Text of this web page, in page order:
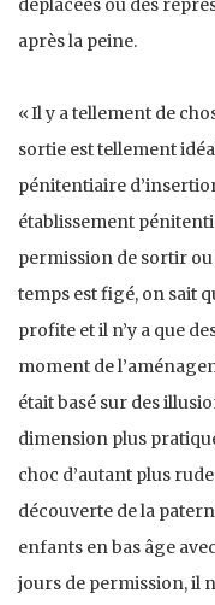
après la peine.
« Il y a tellement de
sortie est tellement
pénitentiaire
établissement
permission de sortir ou
temps est figé, on sait
profite et il n’y a que
moment de
était basé sur des
dimension plus
choc d’autant plus
découverte de la
enfants en bas âge
jours de permission, il